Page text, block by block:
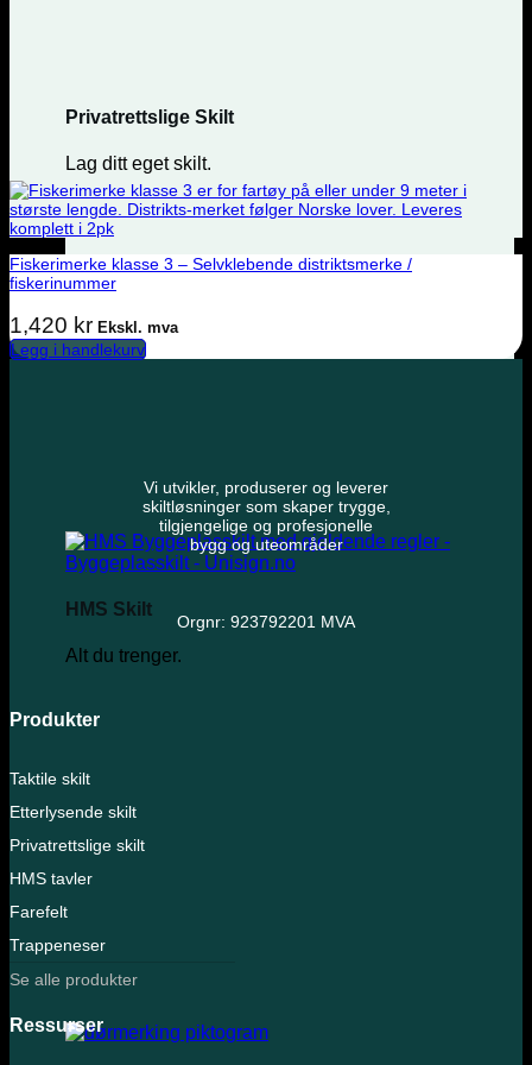
Privatrettslige Skilt
Lag ditt eget skilt.
HMS Skilt
Alt du trenger.
Fiskerimerke klasse 3 – Selvklebende distriktsmerke /
fiskerinummer
1,420 kr Ekskl. mva
Legg i handlekurv
Vi utvikler, produserer og leverer
skiltløsninger som skaper trygge,
tilgjengelige og profesjonelle
bygg og uteområder
Orgnr: 923792201 MVA
Produkter
Taktile skilt
Etterlysende skilt
Privatrettslige skilt
HMS tavler
Farefelt
Trappeneser
Se alle produkter
Ressurser